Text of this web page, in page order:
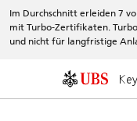
Im Durchschnitt erleiden 7
mit Turbo-Zertifikaten.
und nicht für langfristige